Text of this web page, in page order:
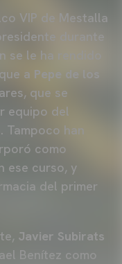
VIP de Mestalla
durante
se le ha rendido
a Pepe de los
que se
equipo del
Tampoco han
como
ese curso, y
del primer
Javier Subirats
Benítez como